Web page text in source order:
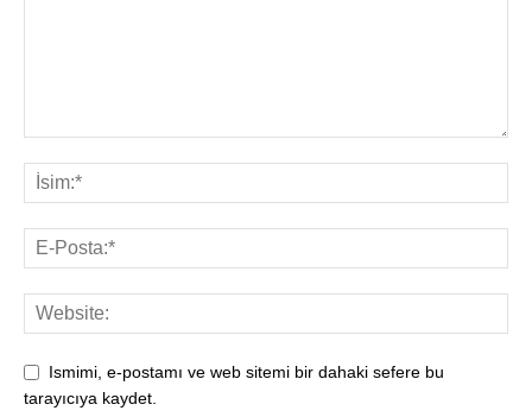
Ismimi, e-postamı ve web sitemi bir dahaki sefere bu
tarayıcıya kaydet.